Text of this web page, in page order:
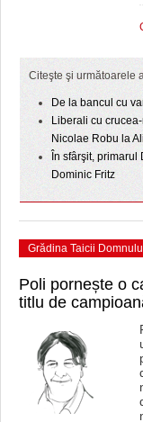
Citeşte şi următoarele
De la bancul cu
Liberali cu
Nicolae Robu la
În sfârşit,
Dominic Fritz
Grădina Taicii
Poli pornește o
titlu de